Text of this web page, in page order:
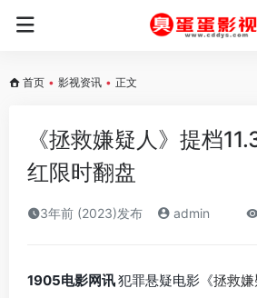
首页 • 影视资讯 • 正文
《拯救嫌疑人》提档
红限时翻盘
3年前 (2023)发布 admin
1905电影网讯犯罪悬疑电影《拯救嫌